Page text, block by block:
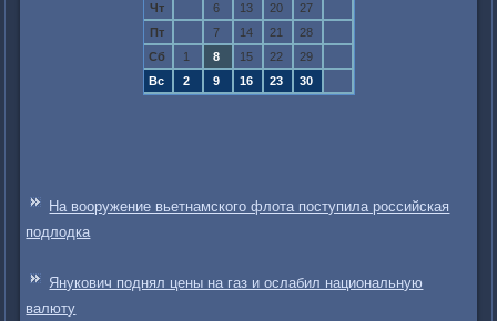
Чт
6 13 20
27
Пт
7 14 21
28
Сб
1 8 15 22
29
Вс
2 9 16 23 30
На вооружение вьетнамского флота поступила российская
подлодка
Янукович поднял цены на газ и ослабил национальную
валюту